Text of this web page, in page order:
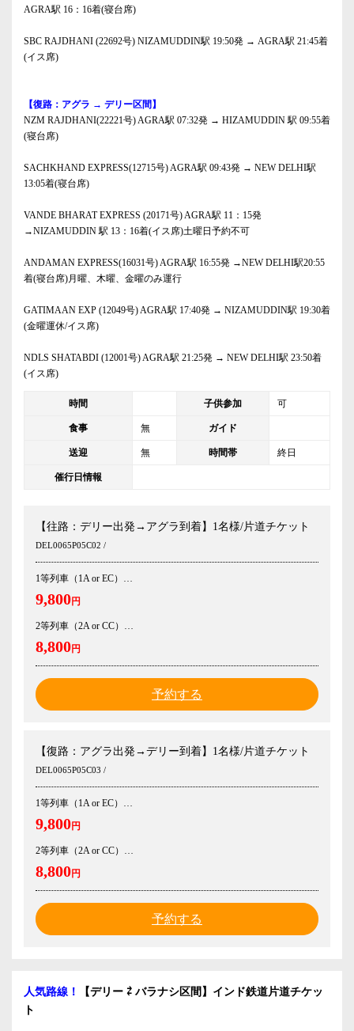
AGRA駅 16：16着(寝台席)
SBC RAJDHANI (22692号) NIZAMUDDIN駅 19:50発 → AGRA駅 21:45着
(イス席)
【復路：アグラ → デリー区間】
NZM RAJDHANI(22221号) AGRA駅 07:32発 → HIZAMUDDIN 駅 09:55着
(寝台席)
SACHKHAND EXPRESS(12715号) AGRA駅 09:43発 → NEW DELHI駅
13:05着(寝台席)
VANDE BHARAT EXPRESS (20171号) AGRA駅 11：15発
→NIZAMUDDIN 駅 13：16着(イス席)土曜日予約不可
ANDAMAN EXPRESS(16031号) AGRA駅 16:55発 →NEW DELHI駅20:55
着(寝台席)月曜、木曜、金曜のみ運行
GATIMAAN EXP (12049号) AGRA駅 17:40発 → NIZAMUDDIN駅 19:30着
(金曜運休/イス席)
NDLS SHATABDI (12001号) AGRA駅 21:25発 → NEW DELHI駅 23:50着
(イス席)
時間 子供参加 可
食事 無 ガイド
送迎 無 時間帯 終日
催行日情報
【往路：デリー出発→アグラ到着】1名様/片道チケット
DEL0065P05C02 /
1等列車（1A or EC）
9,800円
2等列車（2A or CC）
8,800円
予約する
【復路：アグラ出発→デリー到着】1名様/片道チケット
DEL0065P05C03 /
1等列車（1A or EC）
9,800円
2等列車（2A or CC）
8,800円
予約する
人気路線！
【デリー ⇄ バラナシ区間】インド鉄道片道チケッ
ト